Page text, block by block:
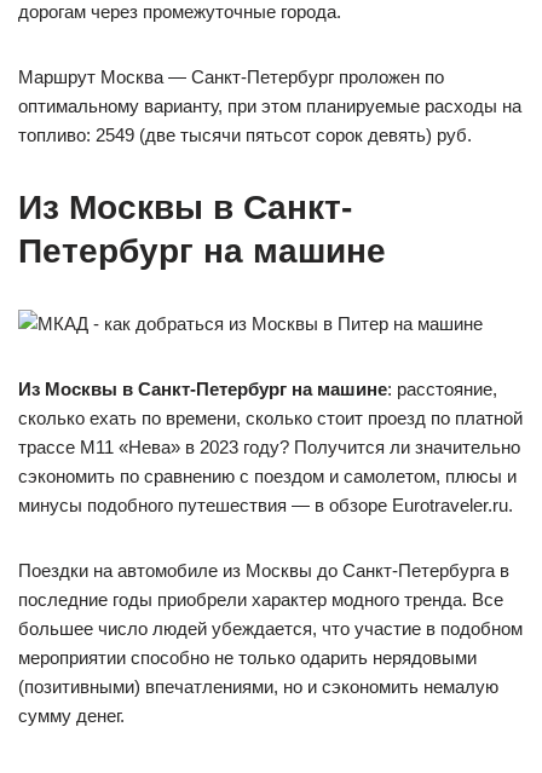
дорогам через промежуточные города.
Маршрут Москва — Санкт-Петербург проложен по
оптимальному варианту, при этом планируемые расходы на
топливо: 2549 (две тысячи пятьсот сорок девять) руб.
Из Москвы в Санкт-
Петербург на машине
Из Москвы в Санкт-Петербург на машине: расстояние,
сколько ехать по времени, сколько стоит проезд по платной
трассе М11 «Нева» в 2023 году? Получится ли значительно
сэкономить по сравнению с поездом и самолетом, плюсы и
минусы подобного путешествия — в обзоре Eurotraveler.ru.
Поездки на автомобиле из Москвы до Санкт-Петербурга в
последние годы приобрели характер модного тренда. Все
большее число людей убеждается, что участие в подобном
мероприятии способно не только одарить нерядовыми
(позитивными) впечатлениями, но и сэкономить немалую
сумму денег.